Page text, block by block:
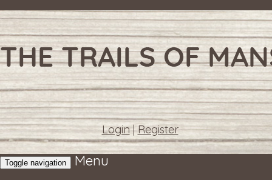
Login| Register
Toggle navigation
Menu